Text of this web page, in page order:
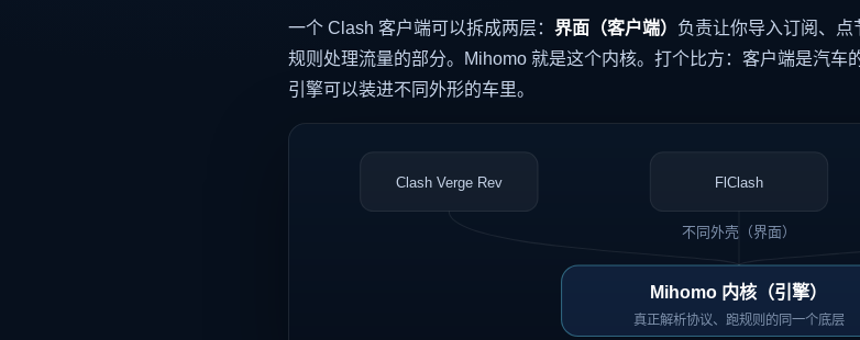
一个 Clash 客户端可以拆成两层： 界面（客户端） 负责让你导入订阅、点
规则处理流量的部分。Mihomo 就是这个内核。打个比方：客户端是汽
引擎可以装进不同外形的车里。
Clash Verge Rev FlClash
不同外壳（界面）
Mihomo 内核（引擎）
真正解析协议、跑规则的同一个底层